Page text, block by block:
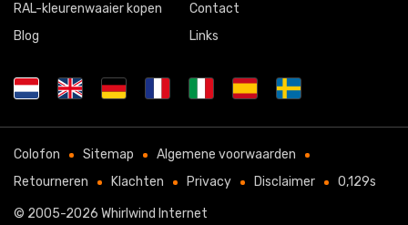
RAL-kleurenwaaier kopen
Blog
Contact
Links
Colofon Sitemap
Algemene voorwaarden
Retourneren
Klachten Privacy Disclaimer 0,129s
© 2005-2026 Whirlwind Internet